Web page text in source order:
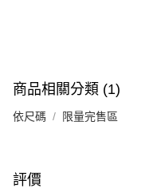
商品相關分類 (1)
依尺碼 限量完售區
評價